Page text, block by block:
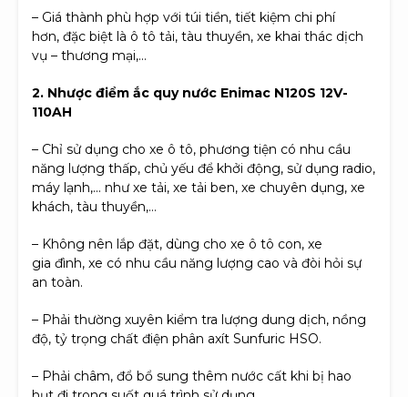
– Giá thành phù hợp với túi tiền, tiết kiệm chi phí
hơn, đặc biệt là ô tô tải, tàu thuyền, xe khai thác dịch
vụ – thương mại,…
2. Nhược điểm ắc quy nước Enimac N120S 12V-
110AH
– Chỉ sử dụng cho xe ô tô, phương tiện có nhu cầu
năng lượng thấp, chủ yếu để khởi động, sử dụng radio,
máy lạnh,… như xe tải, xe tải ben, xe chuyên dụng, xe
khách, tàu thuyền,…
– Không nên lắp đặt, dùng cho xe ô tô con, xe
gia đình, xe có nhu cầu năng lượng cao và đòi hỏi sự
an toàn.
– Phải thường xuyên kiểm tra lượng dung dịch, nồng
độ, tỷ trọng chất điện phân axít Sunfuric HSO.
– Phải châm, đổ bổ sung thêm nước cất khi bị hao